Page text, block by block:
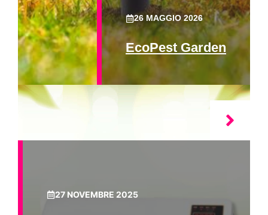
26 MAGGIO 2026
EcoPest Garden
27 NOVEMBRE 2025